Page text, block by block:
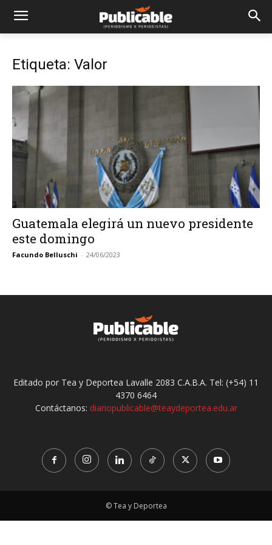
Etiqueta: Valor
Guatemala elegirá un nuevo presidente
este domingo
Facundo Belluschi - 24/06/2023
Editado por Tea y Deportea Lavalle 2083 C.A.B.A. Tel: (+54) 11
4370 6464
Contáctanos: diariopublicable@teaydeportea.edu.ar
© Tea y Deportea